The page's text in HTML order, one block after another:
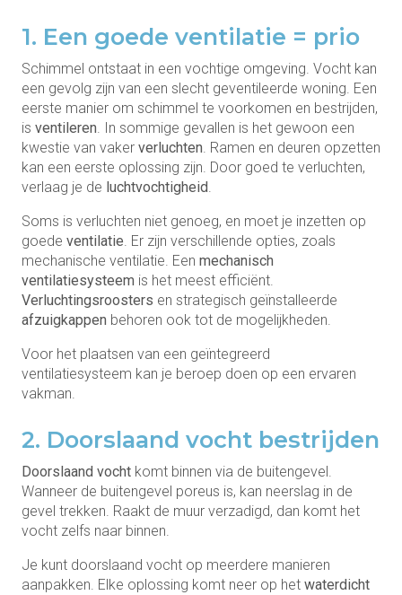
1. Een goede ventilatie = prio
Schimmel ontstaat in een vochtige omgeving. Vocht kan
een gevolg zijn van een slecht geventileerde woning. Een
eerste manier om schimmel te voorkomen en bestrijden,
is ventileren. In sommige gevallen is het gewoon een
kwestie van vaker verluchten. Ramen en deuren opzetten
kan een eerste oplossing zijn. Door goed te verluchten,
verlaag je de luchtvochtigheid.
Soms is verluchten niet genoeg, en moet je inzetten op
goede ventilatie. Er zijn verschillende opties, zoals
mechanische ventilatie. Een mechanisch
ventilatiesysteem is het meest efficiënt.
Verluchtingsroosters en strategisch geïnstalleerde
afzuigkappen behoren ook tot de mogelijkheden.
Voor het plaatsen van een geïntegreerd
ventilatiesysteem kan je beroep doen op een ervaren
vakman.
2. Doorslaand vocht bestrijden
Doorslaand vocht komt binnen via de buitengevel.
Wanneer de buitengevel poreus is, kan neerslag in de
gevel trekken. Raakt de muur verzadigd, dan komt het
vocht zelfs naar binnen.
Je kunt doorslaand vocht op meerdere manieren
aanpakken. Elke oplossing komt neer op het waterdicht